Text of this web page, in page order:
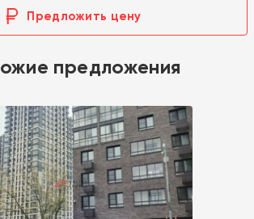
Предложить цену
предложения